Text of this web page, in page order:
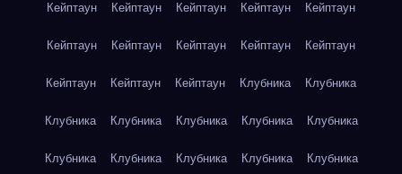
Кейптаун Кейптаун Кейптаун Кейптаун Кейптаун
Кейптаун Кейптаун Кейптаун Кейптаун Кейптаун
Кейптаун Кейптаун Кейптаун Клубника Клубника
Клубника Клубника Клубника Клубника Клубника
Клубника Клубника Клубника Клубника Клубника